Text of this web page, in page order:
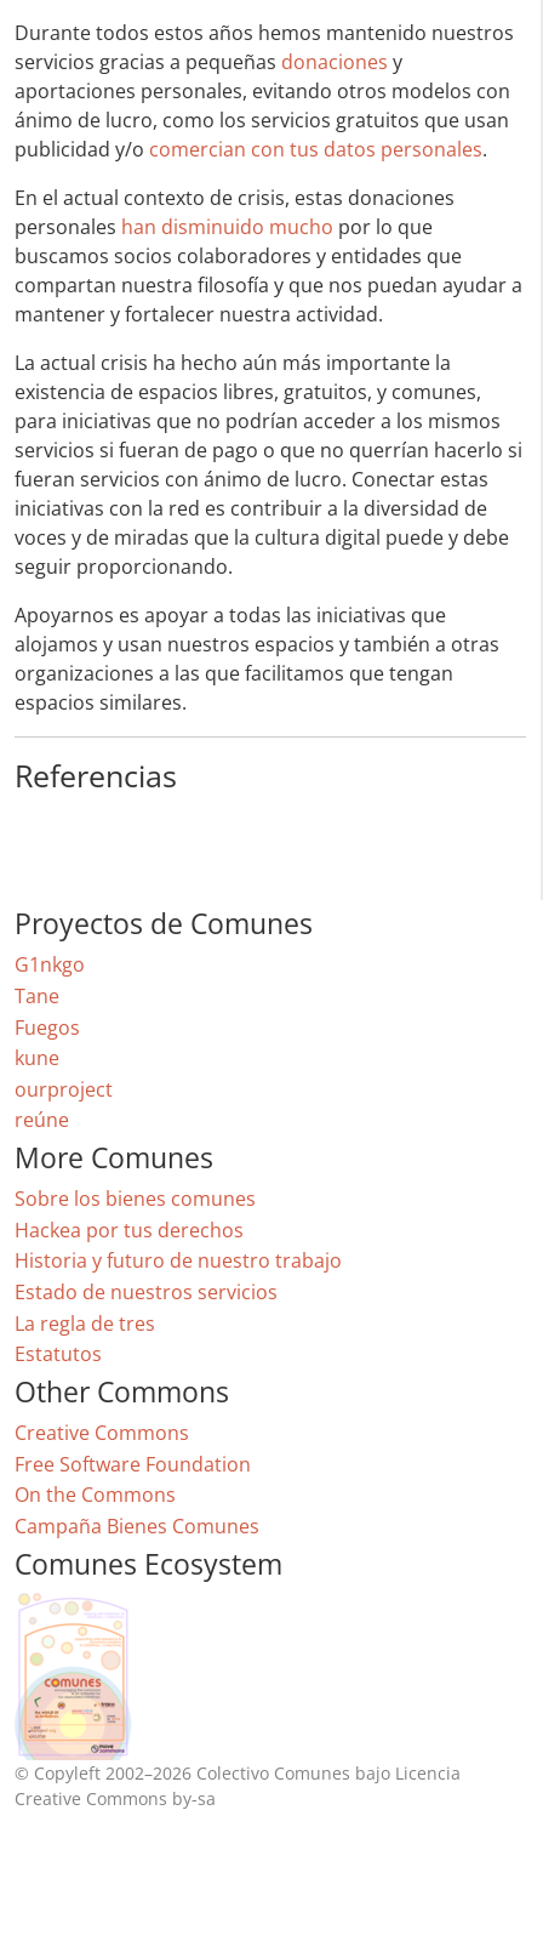
Durante todos estos años hemos mantenido nuestros
servicios gracias a pequeñas donaciones y
aportaciones personales, evitando otros modelos con
ánimo de lucro, como los servicios gratuitos que usan
publicidad y/o comercian con tus datos personales.
En el actual contexto de crisis, estas donaciones
personales han disminuido mucho por lo que
buscamos socios colaboradores y entidades que
compartan nuestra filosofía y que nos puedan ayudar a
mantener y fortalecer nuestra actividad.
La actual crisis ha hecho aún más importante la
existencia de espacios libres, gratuitos, y comunes,
para iniciativas que no podrían acceder a los mismos
servicios si fueran de pago o que no querrían hacerlo si
fueran servicios con ánimo de lucro. Conectar estas
iniciativas con la red es contribuir a la diversidad de
voces y de miradas que la cultura digital puede y debe
seguir proporcionando.
Apoyarnos es apoyar a todas las iniciativas que
alojamos y usan nuestros espacios y también a otras
organizaciones a las que facilitamos que tengan
espacios similares.
Referencias
Proyectos de Comunes
G1nkgo
Tane
Fuegos
kune
ourproject
reúne
More Comunes
Sobre los bienes comunes
Hackea por tus derechos
Historia y futuro de nuestro trabajo
Estado de nuestros servicios
La regla de tres
Estatutos
Other Commons
Creative Commons
Free Software Foundation
On the Commons
Campaña Bienes Comunes
Comunes Ecosystem
© Copyleft 2002–2026 Colectivo Comunes bajo Licencia
Creative Commons by-sa